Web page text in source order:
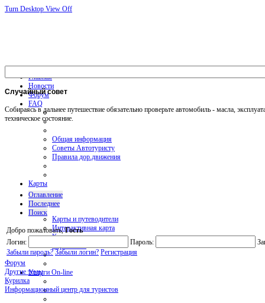
Turn Desktop View Off
Главная
Новости
Форум
FAQ
Общая информация
Советы Автотуристу
Правила дор.движения
Карты
Карты и путеводители
Интерактивная карта
Карты платных дорог
Карта сайта
Услуги On-line
Случайныйсовет
Собираясь в дальнее путешествие обязательно проверьте автомобиль - масла,
техническое состояние.
Оглавление
Последнее
Поиск
Добро пожаловать,Гость
Логин:
Пароль:
Забыли пароль? Забыли логин? Регистрация
Форум
Другие темы
Курилка
Информационный центр для туристов